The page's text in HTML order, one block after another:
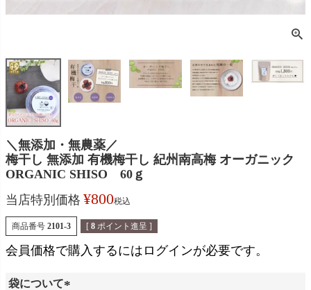
＼無添加・無農薬／
梅干し 無添加 有機梅干し 紀州南高梅 オーガニック
ORGANIC SHISO 60ｇ
当店特別価格 ¥800税込
商品番号 2101-3 [ 8 ポイント進呈 ]
会員価格で購入するにはログインが必要です。
袋について